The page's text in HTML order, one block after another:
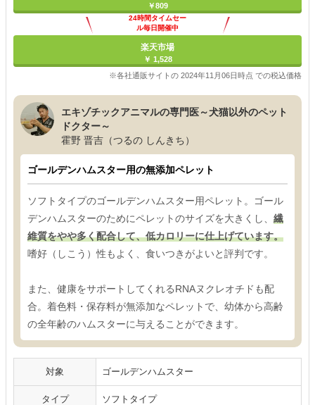
￥809
24時間タイムセー
ル毎日開催中
楽天市場
￥ 1,528
※各社通販サイトの 2024年11月06日時点 での税込価格
エキゾチックアニマルの専門医～犬猫以外のペット
ドクター～
霍野 晋吉（つるの しんきち）
ゴールデンハムスター用の無添加ペレット
ソフトタイプのゴールデンハムスター用ペレット。ゴール
デンハムスターのためにペレットのサイズを大きくし、 繊
維質をやや多く配合して、低カロリーに仕上げています。
嗜好（しこう）性もよく、食いつきがよいと評判です。
また、健康をサポートしてくれるRNAヌクレオチドも配
合。着色料・保存料が無添加なペレットで、幼体から高齢
の全年齢のハムスターに与えることができます。
対象 ゴールデンハムスター
タイプ ソフトタイプ